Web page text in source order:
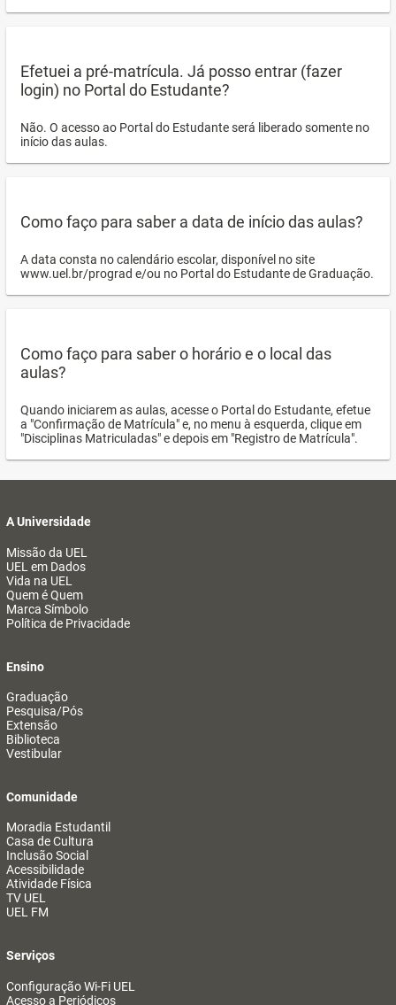
Efetuei a pré-matrícula. Já posso entrar (fazer
login) no Portal do Estudante?
Não. O acesso ao Portal do Estudante será liberado somente no
início das aulas.
Como faço para saber a data de início das aulas?
A data consta no calendário escolar, disponível no site
www.uel.br/prograd e/ou no Portal do Estudante de Graduação.
Como faço para saber o horário e o local das
aulas?
Quando iniciarem as aulas, acesse o Portal do Estudante, efetue
a "Confirmação de Matrícula" e, no menu à esquerda, clique em
"Disciplinas Matriculadas" e depois em "Registro de Matrícula".
A Universidade
Missão da UEL
UEL em Dados
Vida na UEL
Quem é Quem
Marca Símbolo
Política de Privacidade
Ensino
Graduação
Pesquisa/Pós
Extensão
Biblioteca
Vestibular
Comunidade
Moradia Estudantil
Casa de Cultura
Inclusão Social
Acessibilidade
Atividade Física
TV UEL
UEL FM
Serviços
Configuração Wi-Fi UEL
Acesso a Periódicos